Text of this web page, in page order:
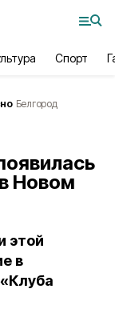
Спорт
Белгород
Новом
этой
в